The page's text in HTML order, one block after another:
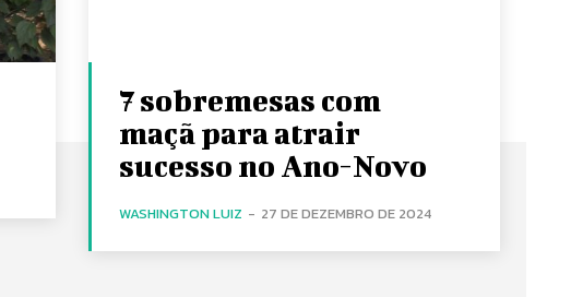
7 sobremesas com
maçã para atrair
sucesso no Ano-Novo
WASHINGTON LUIZ - 27 DE DEZEMBRO DE 2024